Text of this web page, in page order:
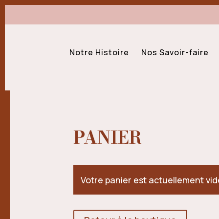
Notre Histoire Nos Savoir-faire
PANIER
Votre panier est actuellement